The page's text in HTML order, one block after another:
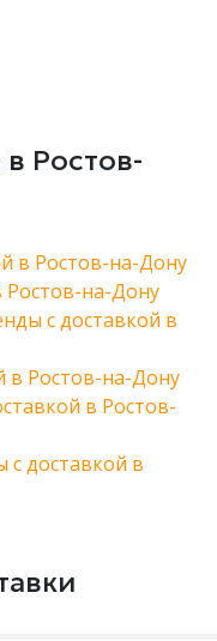
Ростов-
в Ростов-на-Дону
Ростов-на-Дону
с доставкой в
в Ростов-на-Дону
в Ростов-
с доставкой в